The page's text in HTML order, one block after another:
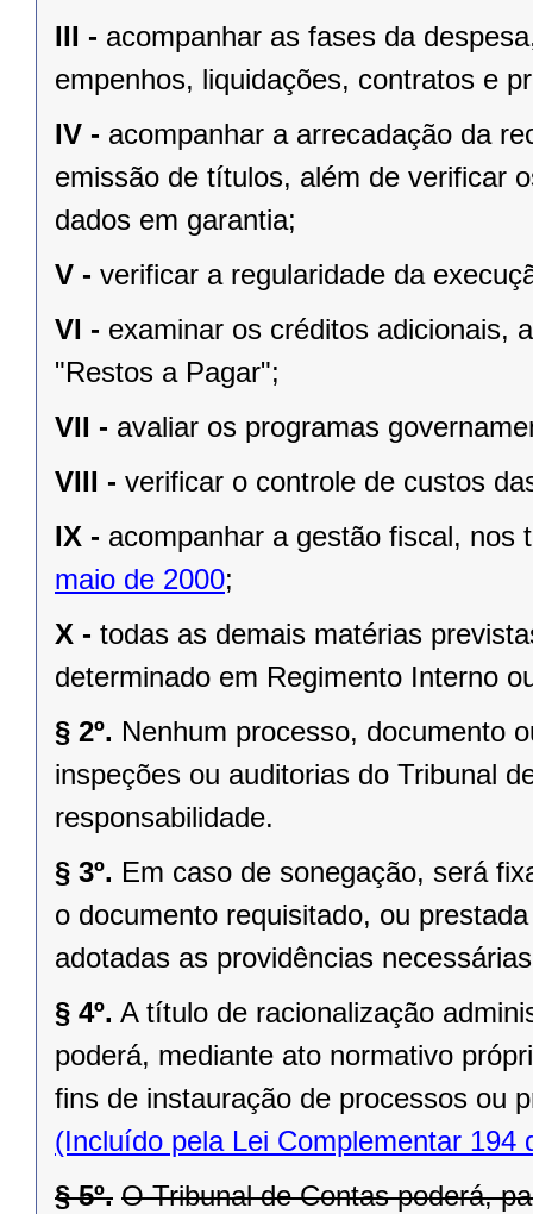
III - acompanhar as fases da
empenhos, liquidações, contratos e
IV - acompanhar a arrecadação da
emissão de títulos, além de verificar
dados em garantia;
V - verificar a regularidade da
VI - examinar os créditos adicionais,
"Restos a Pagar";
VII - avaliar os programas
VIII - verificar o controle de custos
IX - acompanhar a gestão fiscal, nos
maio de 2000;
X - todas as demais matérias
determinado em Regimento Interno
§ 2º. Nenhum processo, documento
inspeções ou auditorias do Tribunal
responsabilidade.
§ 3º. Em caso de sonegação, será
o documento requisitado, ou
adotadas as providências
§ 4º. A título de racionalização
poderá, mediante ato normativo
fins de instauração de processos ou
(Incluído pela Lei Complementar 194
§ 5º. O Tribunal de Contas poderá,